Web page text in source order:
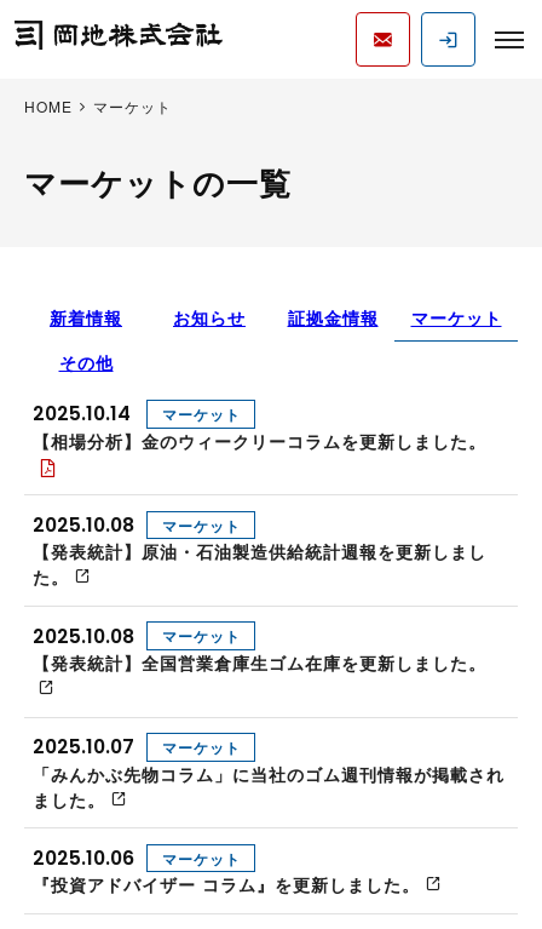
HOME マーケット
マーケットの一覧
新着情報 お知らせ 証拠金情報
マーケット
その他
2025.10.14 マーケット
【相場分析】金のウィークリーコラムを更新しました。
2025.10.08 マーケット
【発表統計】原油・石油製造供給統計週報を更新しまし
た。
2025.10.08 マーケット
【発表統計】全国営業倉庫生ゴム在庫を更新しました。
2025.10.07 マーケット
「みんかぶ先物コラム」に当社のゴム週刊情報が掲載され
ました。
2025.10.06 マーケット
『投資アドバイザー コラム』を更新しました。